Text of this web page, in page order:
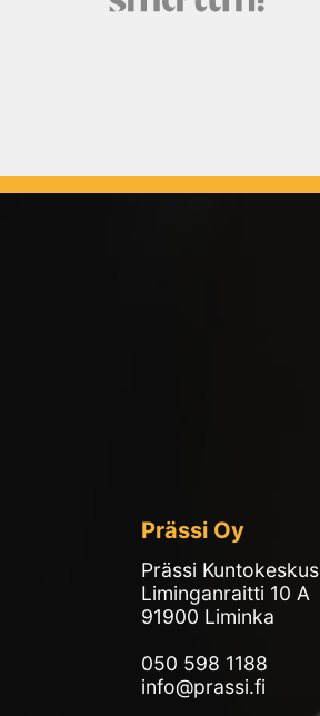
Prässi Oy
Prässi Kuntokeskus
Liminganraitti 10 A
91900 Liminka
050 598 1188
info@prassi.fi